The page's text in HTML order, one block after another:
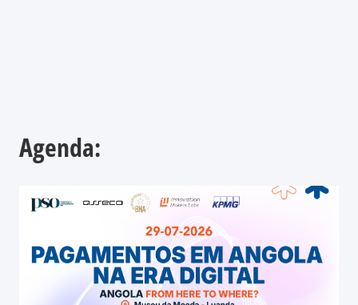
Agenda: